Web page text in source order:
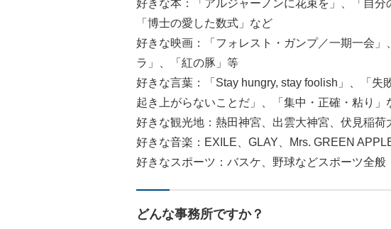
好きな本：「アルジャーノンに花束を」、「自分
「博士の愛した数式」など
好きな映画：「フォレスト・ガンプ／一期一会
ラ」、「紅の豚」等
好きな言葉：「Stay hungry, stay foolish」、「失
起き上がらないことだ」、「集中・正確・粘り」
好きな観光地：熱田神宮、出雲大神宮、伏見稲荷
好きな音楽：EXILE、GLAY、Mrs. GREEN
好きなスポーツ：バスケ、野球などスポーツ全般
どんな事務所ですか？